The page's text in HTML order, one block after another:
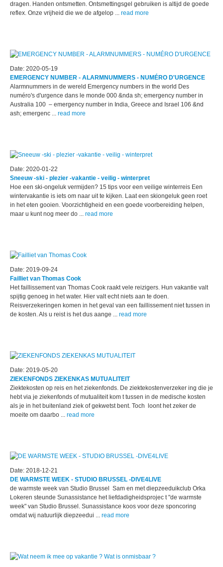
dragen. Handen ontsmetten. Ontsmettingsgel gebruiken is altijd de goede
reflex. Onze vrijheid die we de afgelop ... read more
Date: 2020-05-19
EMERGENCY NUMBER - ALARMNUMMERS - NUMÉRO D'URGENCE
Alarmnummers in de wereld Emergency numbers in the world Des
numéro's d'urgence dans le monde 000 &nda sh; emergency number in
Australia 100 – emergency number in India, Greece and Israel 106 &nd
ash; emergenc ... read more
Date: 2020-01-22
Sneeuw -ski - plezier -vakantie - veilig - winterpret
Hoe een ski-ongeluk vermijden? 15 tips voor een veilige winterreis ​Een
wintervakantie is iets om naar uit te kijken. Laat een skiongeluk geen roet
in het eten gooien. Voorzichtigheid en een goede voorbereiding helpen,
maar u kunt nog meer do ... read more
Date: 2019-09-24
Failliet van Thomas Cook
Het faillissement van Thomas Cook raakt vele reizigers. Hun vakantie valt
spijtig genoeg in het water. Hier valt echt niets aan te doen.
Reisverzekeringen komen in het geval van een faillissement niet tussen in
de kosten. Als u reist is het dus aange ... read more
Date: 2019-05-20
ZIEKENFONDS ZIEKENKAS MUTUALITEIT
Ziektekosten op reis en het ziekenfonds. De ziektekostenverzeker ing die je
hebt via je ziekenfonds of mutualiteit kom t tussen in de medische kosten
als je in het buitenland ziek of gekwetst bent. Toch loont het zeker de
moeite om daarbo ... read more
Date: 2018-12-21
DE WARMSTE WEEK - STUDIO BRUSSEL -DIVE4LIVE
de warmste week van Studio Brussel Sam en met diepzeeduikclub Orka
Lokeren steunde Sunassistance het liefdadigheidsprojec t "de warmste
week" van Studio Brussel. Sunassistance koos voor deze sponcoring
omdat wij natuurlijk diepzeedui ... read more